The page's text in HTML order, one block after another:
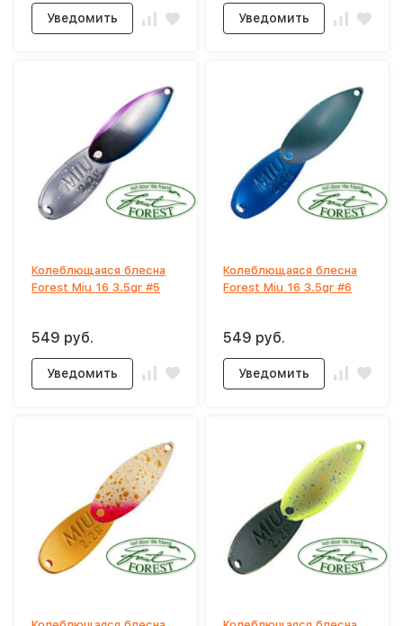
Уведомить Уведомить
Колеблющаяся блесна
Forest Miu 16 3.5gr #5
549 руб.
Уведомить
Колеблющаяся блесна
Forest Miu 16 3.5gr #6
549 руб.
Уведомить